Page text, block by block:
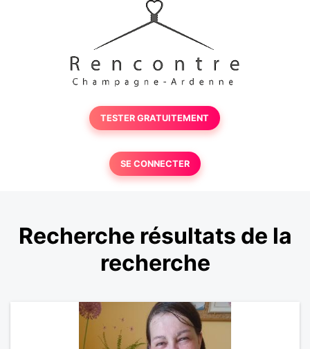
TESTER GRATUITEMENT
SE CONNECTER
Recherche résultats de la
recherche